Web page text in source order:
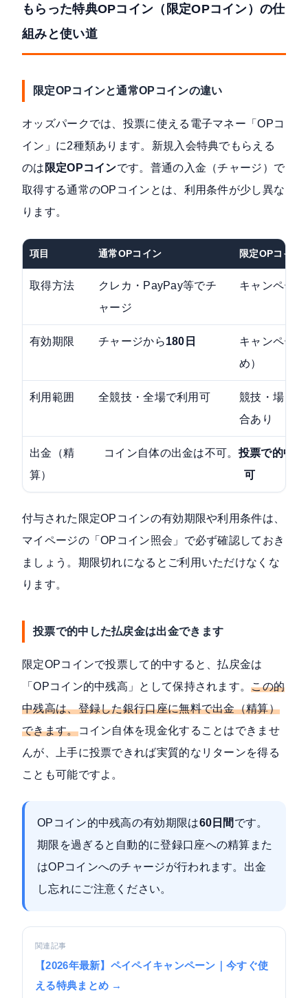
もらった特典OPコイン（限定OPコイン）の仕
組みと使い道
限定OPコインと通常OPコインの違い
オッズパークでは、投票に使える電子マネー「OPコ
イン」に2種類あります。新規入会特典でもらえる
のは 限定OPコインです。普通の入金（チャージ）で
取得する通常のOPコインとは、利用条件が少し異な
ります。
項目 通常OPコイン 限定OPコイン
取得方法
クレカ・PayPay等でチ
ャージ
キャンペー
有効期限 チャージから180日
キャンペー
め）
利用範囲 全競技・全場で利用可
競技・場・
合あり
出金（精
算）
コイン自体の出金は不可。 投票で的中
可
付与された限定OPコインの有効期限や利用条件は、
マイページの「OPコイン照会」で必ず確認しておき
ましょう。期限切れになるとご利用いただけなくな
ります。
投票で的中した払戻金は出金できます
限定OPコインで投票して的中すると、払戻金は
「OPコイン的中残高」として保持されます。この的
中残高は、登録した銀行口座に無料で出金（精算）
できます。コイン自体を現金化することはできませ
んが、上手に投票できれば実質的なリターンを得る
ことも可能ですよ。
OPコイン的中残高の有効期限は60日間 です。
期限を過ぎると自動的に登録口座への精算また
はOPコインへのチャージが行われます。出金
し忘れにご注意ください。
関連記事
【2026年最新】ペイペイキャンペーン｜今すぐ使
える特典まとめ →